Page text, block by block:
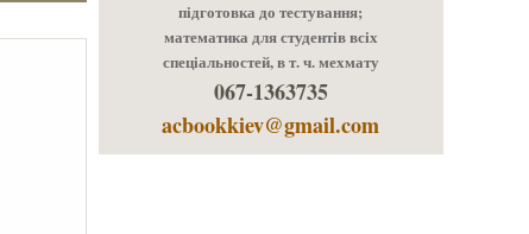
підготовка до тестування;
математика для студентів всіх
спеціальностей, в т. ч. мехмату
067-1363735
acbookkiev@gmail.com